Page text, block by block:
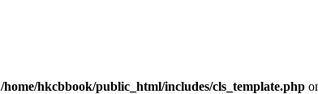
/home/hkcbbook/public_html/includes/cls_template.php